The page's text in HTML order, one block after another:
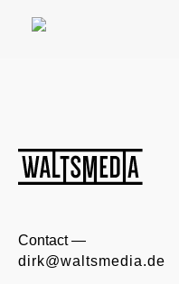
Contact —
dirk@waltsmedia.de